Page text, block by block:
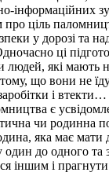
інформаційних
ціль
у дорозі та
ці
людей, які мають
що вони не
і
є
чи родинна
яка має мати
до одного та
іншим і